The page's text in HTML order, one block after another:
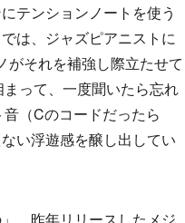
テンションノートを使う
は、ジャズピアニストに
がそれを補強し際立たせて
って、一度聞いたら忘れ
（Cのコードだったら
い浮遊感を醸し出してい